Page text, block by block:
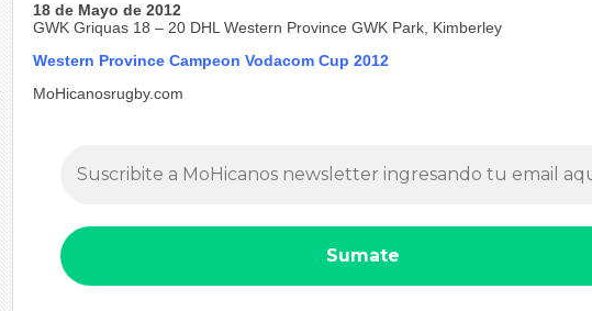
18 de Mayo de 2012
GWK Griquas 18 – 20 DHL Western Province GWK Park, Kimberley
Western Province Campeon Vodacom Cup 2012
MoHicanosrugby.com